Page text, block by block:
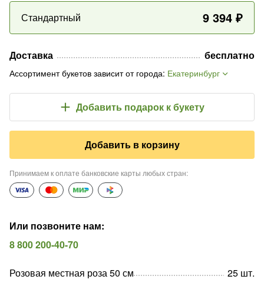
Стандартный 9 394 ₽
Доставка бесплатно
Ассортимент букетов зависит от города: Екатеринбург
Добавить подарок к букету
Добавить в корзину
Принимаем к оплате банковские карты любых стран:
Или позвоните нам:
8 800 200-40-70
Розовая местная роза 50 см 25 шт.